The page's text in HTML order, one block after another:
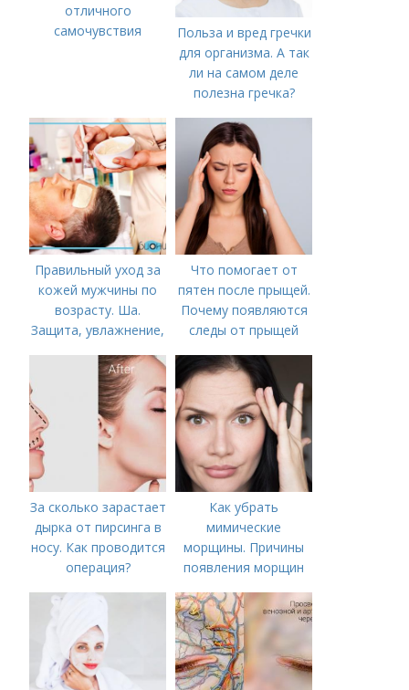
отличного
самочувствия
Польза и вред гречки
для организма. А так
ли на самом деле
полезна гречка?
Правильный уход за
кожей мужчины по
возрасту. Ша.
Защита, увлажнение,
Что помогает от
пятен после прыщей.
Почему появляются
следы от прыщей
За сколько зарастает
дырка от пирсинга в
носу. Как проводится
операция?
Как убрать
мимические
морщины. Причины
появления морщин